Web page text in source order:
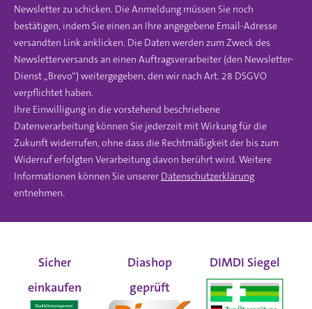
Newsletter zu schicken. Die Anmeldung müssen Sie noch
bestätigen, indem Sie einen an Ihre angegebene Email-Adresse
versandten Link anklicken. Die Daten werden zum Zweck des
Newsletterversands an einen Auftragsverarbeiter (den Newsletter-
Dienst „Brevo“) weitergegeben, den wir nach Art. 28 DSGVO
verpflichtet haben.
Ihre Einwilligung in die vorstehend beschriebene
Datenverarbeitung können Sie jederzeit mit Wirkung für die
Zukunft widerrufen, ohne dass die Rechtmäßigkeit der bis zum
Widerruf erfolgten Verarbeitung davon berührt wird. Weitere
Informationen können Sie unserer Datenschutzerklärung
entnehmen.
Sicher
einkaufen
Diashop
geprüft
DIMDI Siegel